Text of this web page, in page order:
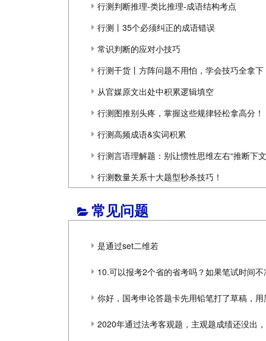
行测判断推理-类比推理-成语结构考点
行测丨35个必须纠正的成语错误
常识判断的应对小技巧
行测干货丨方阵问题不用怕，学会技巧全拿下
从官媒原文出处中积累逻辑填空
行测图推别头疼，掌握这些规律轻松拿高分！
行测高频成语&实词积累
行测言语理解题：别让惯性思维左右“推断下
行测数量关系十大题型秒杀技巧！
常见问题
是通过set二维若
10.可以报考2个省的省考吗？如果笔试时间
2020年通过法考客观题，主观题成绩还没出